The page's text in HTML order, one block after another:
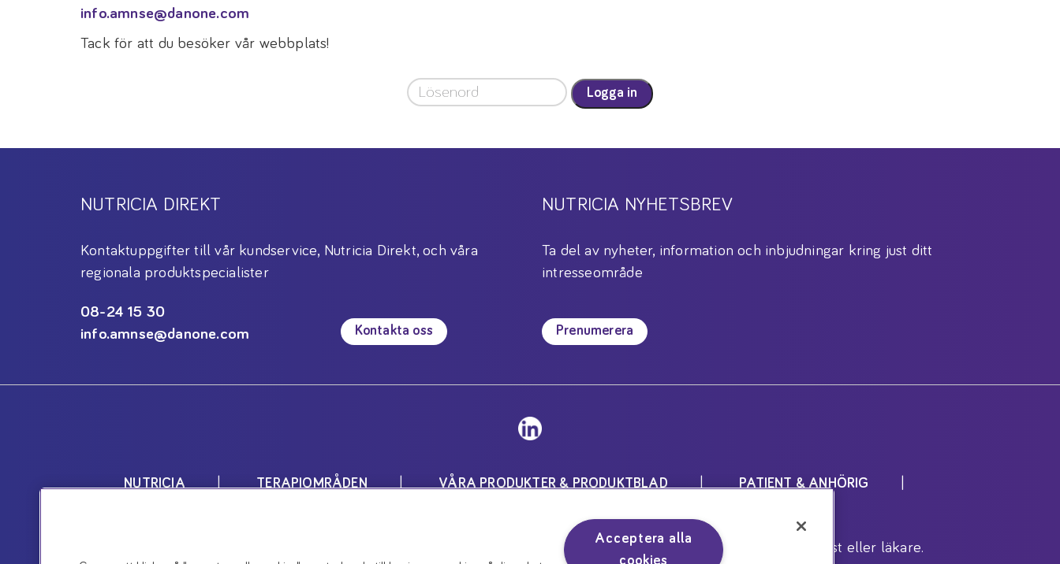
info.amnse@danone.com
Tack för att du besöker vår webbplats!
Logga in
NUTRICIA DIREKT
Kontaktuppgifter till vår kundservice, Nutricia Direkt, och våra
regionala produktspecialister
08-24 15 30
info.amnse@danone.com
Kontakta oss
NUTRICIA NYHETSBREV
Ta del av nyheter, information och inbjudningar kring just ditt
intresseområde
Prenumerera
NUTRICIA TERAPIOMRÅDEN VÅRA PRODUKTER & PRODUKTBLAD PATIENT & ANHÖRIG
Nutricias produkter är livsmedel för speciella medicinska ändamål och skall användas under inrådan av dietist eller läkare.
Acceptera alla
cookies